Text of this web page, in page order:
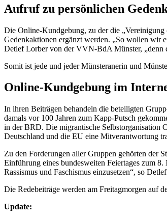
Aufruf zu persönlichen
Die Online-Kundgebung, zu der die
Gedenkaktionen ergänzt werden. „So wollen wir
Detlef Lorber von der VVN-BdA Münster, „denn
Somit ist jede und jeder Münsteranerin und
Online-Kundgebung im
In ihren Beiträgen behandeln die beteiligten
damals vor 100 Jahren zum Kapp-Putsch
in der BRD. Die migrantische Selbstorganisation
Deutschland und die EU eine Mitverantwortung
Zu den Forderungen aller Gruppen gehörten der
Einführung eines bundesweiten Feiertages zum
Rassismus und Faschismus einzusetzen“, so
Die Redebeiträge werden am Freitagmorgen auf
Update: